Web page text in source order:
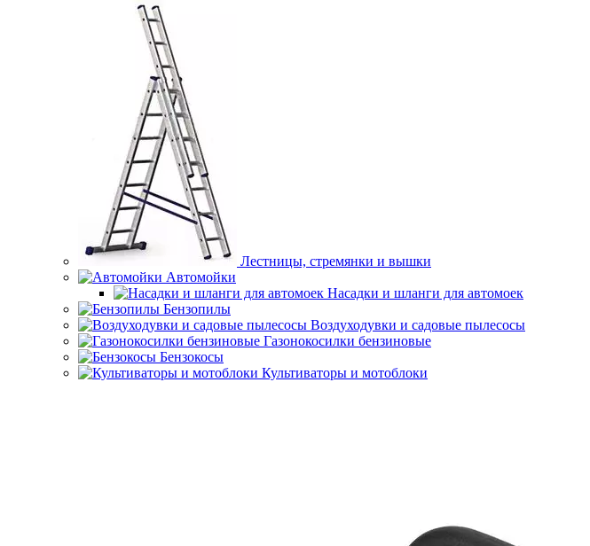
Лестницы, стремянки и вышки
Автомойки
Насадки и шланги для автомоек
Бензопилы
Воздуходувки и садовые пылесосы
Газонокосилки бензиновые
Бензокосы
Культиваторы и мотоблоки